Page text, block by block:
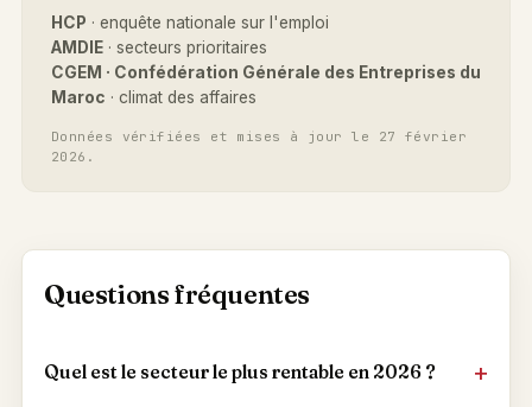
HCP · enquête nationale sur l'emploi
AMDIE · secteurs prioritaires
CGEM · Confédération Générale des Entreprises du
Maroc · climat des affaires
Données vérifiées et mises à jour le 27 février
2026.
Questions fréquentes
Quel est le secteur le plus rentable en 2026 ?